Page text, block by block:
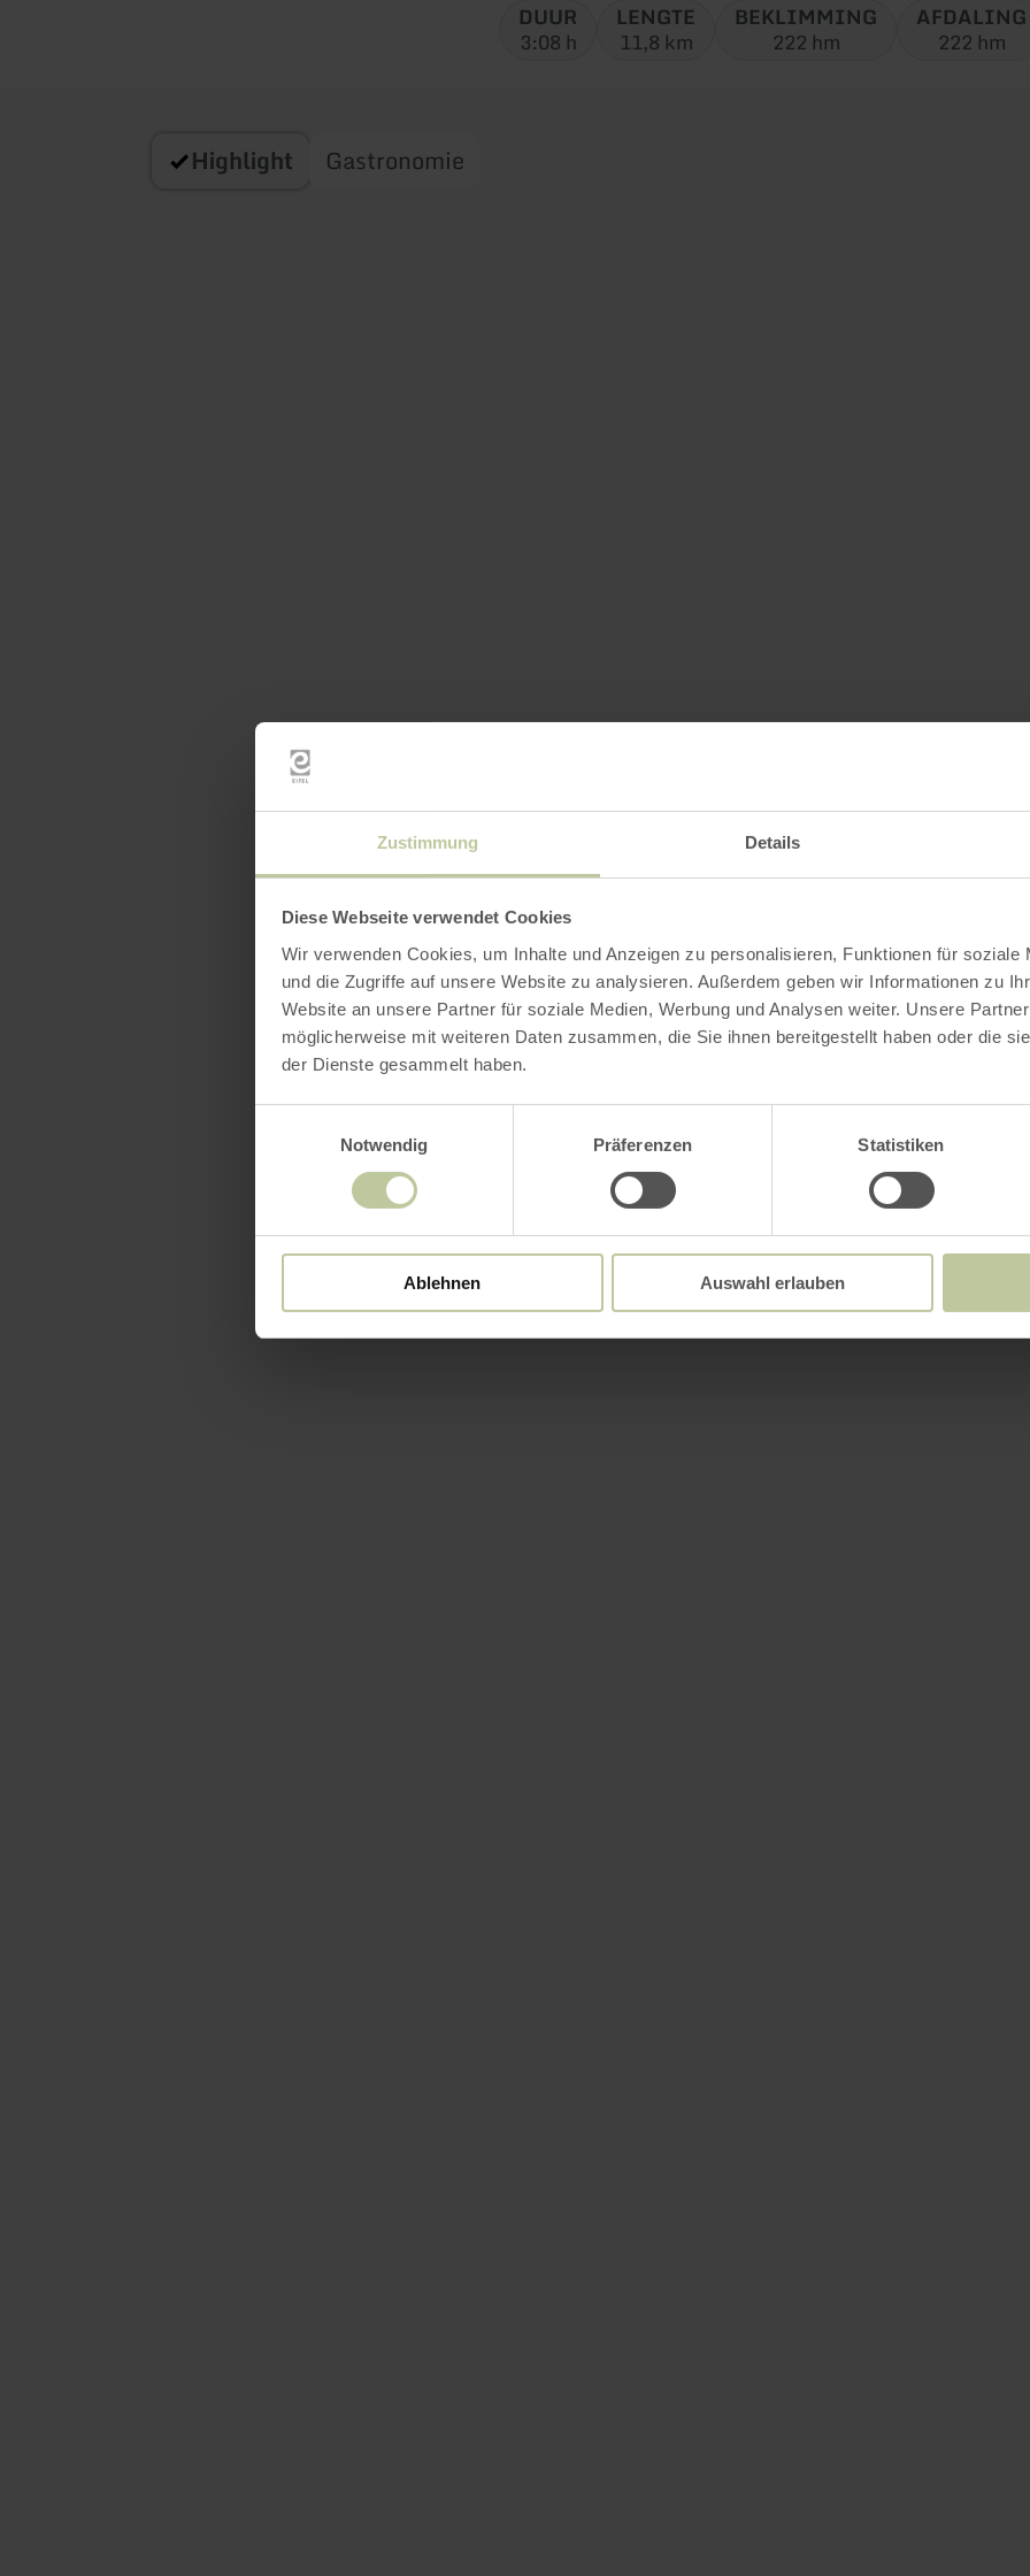
Zustimmung Details
Diese Webseite verwendet Cookies
Wir verwenden Cookies, um Inhalte und Anzeigen zu personalisieren, Funktionen für soziale
und die Zugriffe auf unsere Website zu analysieren. Außerdem geben wir Informationen zu
Website an unsere Partner für soziale Medien, Werbung und Analysen weiter. Unsere
möglicherweise mit weiteren Daten zusammen, die Sie ihnen bereitgestellt haben oder die
der Dienste gesammelt haben.
Notwendig
Präferenzen Statistiken
Ablehnen Auswahl erlauben
DUUR
3:08 h
LENGTE
11,8 km
BEKLIMMING
222 hm
AFDALING
222 hm
Highlight Gastronomie